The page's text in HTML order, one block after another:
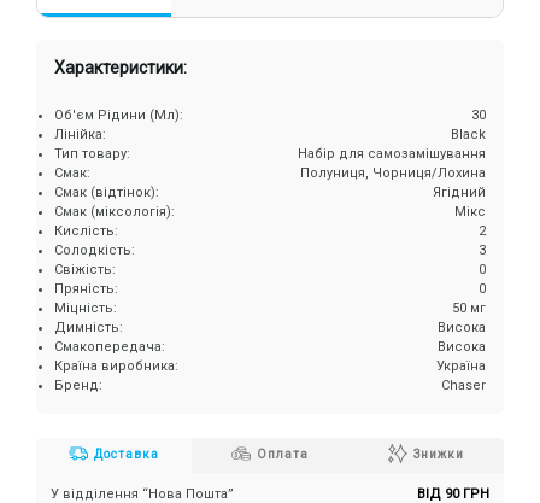
Характеристики:
Об'єм Рідини (Мл):
30
Лінійка:
Black
Тип товару:
Набір для самозамішування
Смак:
Полуниця, Чорниця/Лохина
Смак (відтінок):
Ягідний
Смак (міксологія):
Мікс
Кислість:
2
Солодкість:
3
Свіжість:
0
Пряність:
0
Міцність:
50 мг
Димність:
Висока
Смакопередача:
Висока
Країна виробника:
Україна
Бренд:
Chaser
Доставка Оплата Знижки
У відділення “Нова Пошта”
ВІД 90 ГРН